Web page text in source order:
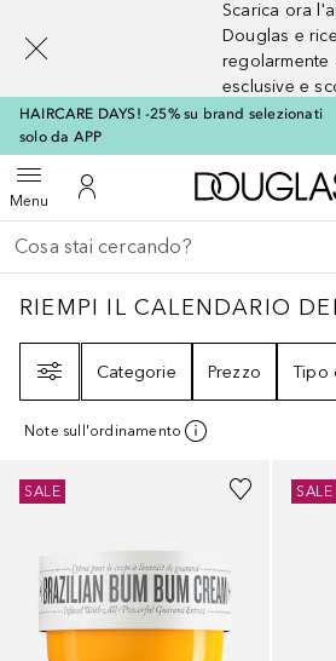
Scarica ora
Douglas e
regolarmente
esclusive e
HAIRCARE DAYS! -25% su brand selezionati
solo da APP
MenuApri menuAl Mio Account
Torna indietro
Esegui ricerca
RIEMPI IL CALENDARIO
RIEMPI IL CALENDARIO
Categorie
Prezzo Tipo
Note sull'ordinamento
SALE SALE
[navigation.slideout.screenreader]